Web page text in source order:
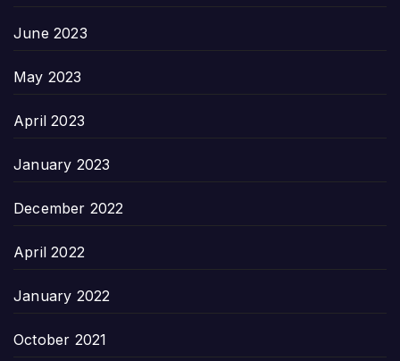
June 2023
May 2023
April 2023
January 2023
December 2022
April 2022
January 2022
October 2021